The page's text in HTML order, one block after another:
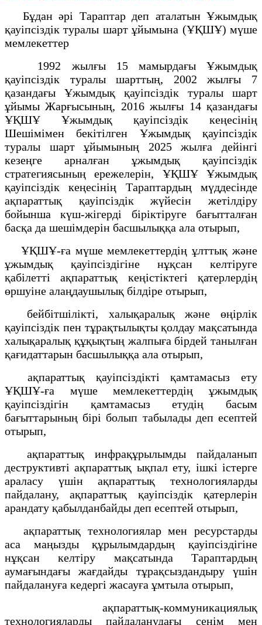
Бұдан әрі Тараптар деп аталатын Ұжымдық
қауіпсіздік туралы шарт ұйымына (ҰҚШҰ) мүше
мемлекеттер
1992 жылғы 15 мамырдағы Ұжымдық
қауіпсіздік туралы шарттың, 2002 жылғы 7
қазандағы Ұжымдық қауіпсіздік туралы шарт
ұйымы Жарғысының, 2016 жылғы 14 қазандағы
ҰҚШҰ Ұжымдық қауіпсіздік кеңесінің
Шешімімен бекітілген Ұжымдық қауіпсіздік
туралы шарт ұйымының 2025 жылға дейінгі
кезеңге арналған ұжымдық қауіпсіздік
стратегиясының ережелерін, ҰҚШҰ Ұжымдық
қауіпсіздік кеңесінің Тараптардың мүддесінде
ақпараттық қауіпсіздік жүйесін жетілдіру
бойынша күш-жігерді біріктіруге бағытталған
басқа да шешімдерін басшылыққа ала отырып,
ҰҚШҰ-ға мүше мемлекеттердің ұлттық және
ұжымдық қауіпсіздігіне нұқсан келтіруге
қабілетті ақпараттық кеңістіктегі қатерлердің
өршуіне алаңдаушылық білдіре отырып,
бейбітшілікті, халықаралық және өңірлік
қауіпсіздік пен тұрақтылықты қолдау мақсатында
халықаралық құқықтың жалпыға бірдей танылған
қағидаттарын басшылыққа ала отырып,
ақпараттық қауіпсіздікті қамтамасыз ету
ҰҚШҰ-ға мүше мемлекеттердің ұжымдық
қауіпсіздігін қамтамасыз етудің басым
бағыттарының бірі болып табылады деп есептей
отырып,
ақпараттық инфрақұрылымды пайдаланып
деструктивті ақпараттық ықпал ету, ішкі істерге
араласу үшін ақпараттық технологияларды
пайдалану, ақпараттық қауіпсіздік қатерлерін
арандату қабылданбайды деп есептей отырып,
ақпараттық технологиялар мен ресурстарды
аса маңызды құрылымдардың қауіпсіздігіне
нұқсан келтіру мақсатында Тараптардың
аумағындағы жағдайды тұрақсыздандыру үшін
пайдалануға кедергі жасауға ұмтыла отырып,
ақпараттық-коммуникациялық
технологияларды пайдаланудағы сенім мен